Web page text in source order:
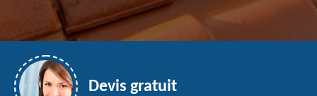
Devis gratuit